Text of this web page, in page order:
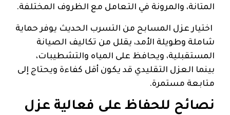
المتانة، والمرونة في التعامل مع الظروف المختلفة.
اختيار عزل المسابح من التسرب الحديث يوفر حماية
شاملة وطويلة الأمد، يقلل من تكاليف الصيانة
المستقبلية، ويحافظ على المياه والتشطيبات،
بينما العزل التقليدي قد يكون أقل كفاءة ويحتاج إلى
متابعة مستمرة.
نصائح للحفاظ على فعالية عزل